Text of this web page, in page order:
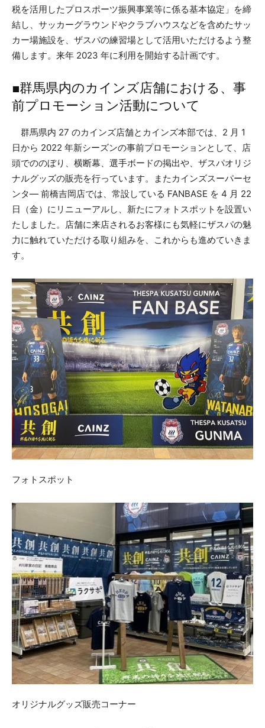
税を活用したプロスポーツ振興事業等に係る基本協定」を締
結し、サッカーグラウンドやクラブハウスなどを含めたサッ
カー場施設を、ザスパの練習場として活用いただけるよう整
備します。来年 2023 年に利用を開始する計画です。
■群馬県内のカインズ店舗における、事
前プロモーション活動について
群馬県内 27 のカインズ店舗とカインズ本部では、2 月 1
日から 2022 年新シーズンの事前プロモーションとして、店
頭でののぼり、横断幕、選手ボードの掲出や、ザスパオリジ
ナルグッズの販売を行っています。またカインズスーパーセ
ンタ― 前橋吉岡店では、常設している FANBASE を 4 月 22
日（金）にリニューアルし、新たにフォトスポットを設置い
たしました。店舗に来店されるお客様にも気軽にザスパの魅
力に触れていただける取り組みを、これからも進めていきま
す。
フォトスポット
オリジナルグッズ販売コーナー